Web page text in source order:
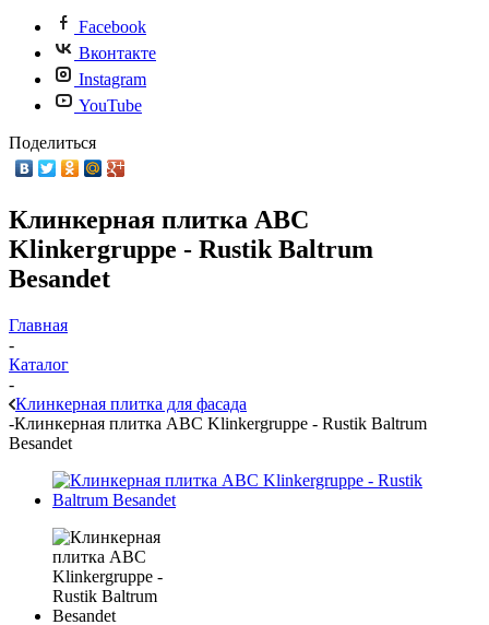
Facebook
Вконтакте
Instagram
YouTube
Поделиться
Клинкерная плитка ABC
Klinkergruppe - Rustik Baltrum
Besandet
Главная
-
Каталог
-
Клинкерная плитка для фасада
-Клинкерная плитка ABC Klinkergruppe - Rustik Baltrum
Besandet